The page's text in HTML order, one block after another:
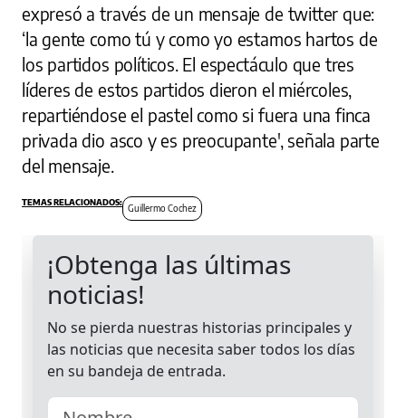
expresó a través de un mensaje de twitter que:
‘la gente como tú y como yo estamos hartos de
los partidos políticos. El espectáculo que tres
líderes de estos partidos dieron el miércoles,
repartiéndose el pastel como si fuera una finca
privada dio asco y es preocupante', señala parte
del mensaje.
Guillermo Cochez